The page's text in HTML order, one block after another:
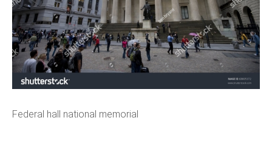
Federal hall national memorial